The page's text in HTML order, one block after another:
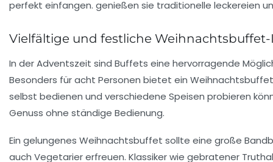
Vielfältige und festliche
In der Adventszeit sind Buffets eine hervorragende
Besonders für acht Personen bietet ein
selbst bedienen und verschiedene Speisen probieren
Genuss ohne ständige Bedienung.
Ein gelungenes Weihnachtsbuffet sollte eine große
auch Vegetarier erfreuen. Klassiker wie gebratener